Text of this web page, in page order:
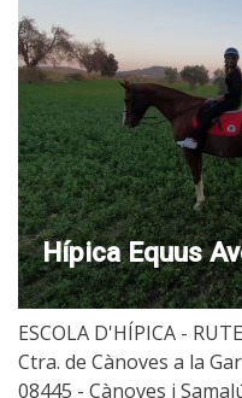
Hípica Equus
ESCOLA D'HÍPICA -
Ctra. de Cànoves a la
08445 - Cànoves i